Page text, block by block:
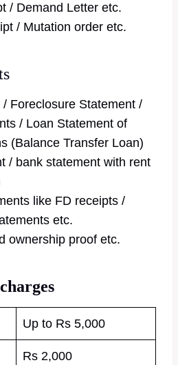
/ Demand Letter etc.
/ Mutation order etc.
Foreclosure Statement /
/ Loan Statement of
(Balance Transfer Loan)
/ bank statement with rent
like FD receipts /
etc.
ownership proof etc.
Up to Rs 5,000
Rs 2,000